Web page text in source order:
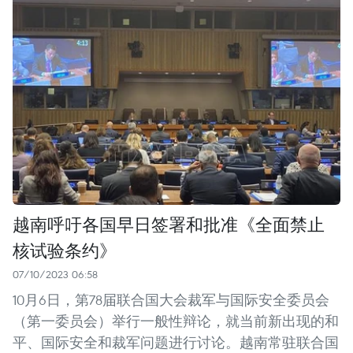
越南呼吁各国早日签署和批准《全面禁止
核试验条约》
07/10/2023 06:58
10月6日，第78届联合国大会裁军与国际安全委员会
（第一委员会）举行一般性辩论，就当前新出现的和
平、国际安全和裁军问题进行讨论。越南常驻联合国